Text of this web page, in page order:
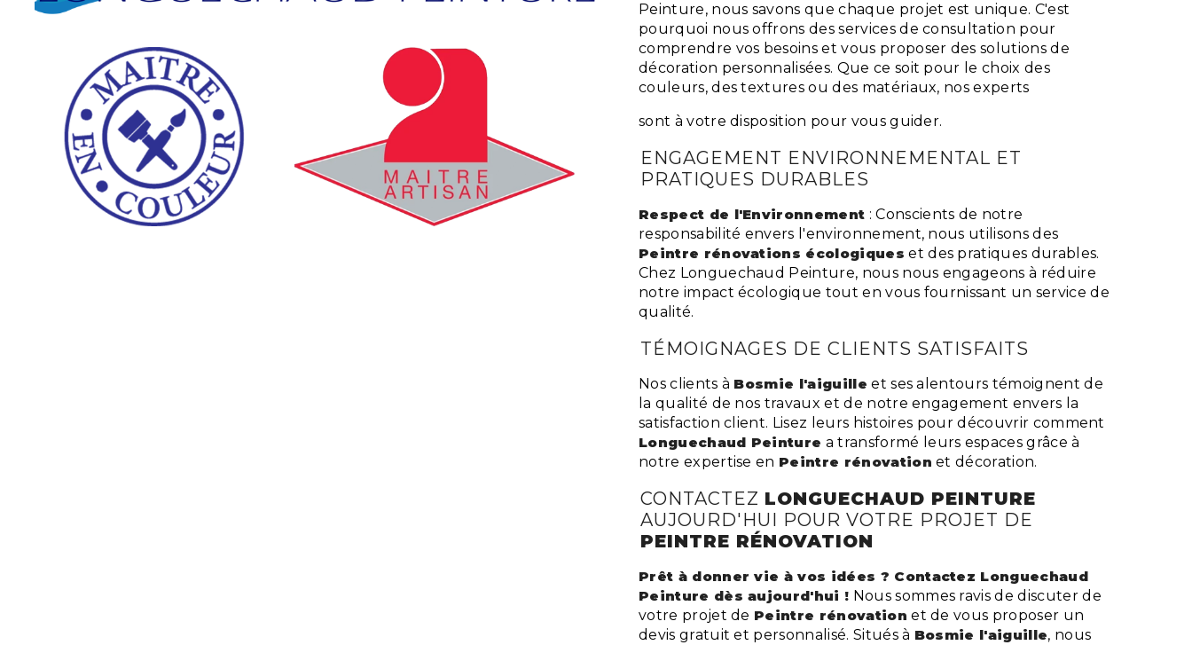
Peinture, nous savons que chaque projet est unique. C'est
pourquoi nous offrons des services de consultation pour
comprendre vos besoins et vous proposer des solutions de
décoration personnalisées. Que ce soit pour le choix des
couleurs, des textures ou des matériaux, nos experts
sont à votre disposition pour vous guider.
ENGAGEMENT ENVIRONNEMENTAL ET
PRATIQUES DURABLES
Respect de l'Environnement : Conscients de notre
responsabilité envers l'environnement, nous utilisons des
Peintre rénovations écologiques et des pratiques durables.
Chez Longuechaud Peinture, nous nous engageons à réduire
notre impact écologique tout en vous fournissant un service de
qualité.
TÉMOIGNAGES DE CLIENTS SATISFAITS
Nos clients à Bosmie l'aiguille et ses alentours témoignent de
la qualité de nos travaux et de notre engagement envers la
satisfaction client. Lisez leurs histoires pour découvrir comment
Longuechaud Peinture a transformé leurs espaces grâce à
notre expertise en Peintre rénovation et décoration.
CONTACTEZ LONGUECHAUD PEINTURE
AUJOURD'HUI POUR VOTRE PROJET DE
PEINTRE RÉNOVATION
Prêt à donner vie à vos idées ? Contactez Longuechaud
Peinture dès aujourd'hui ! Nous sommes ravis de discuter de
votre projet de Peintre rénovation et de vous proposer un
devis gratuit et personnalisé. Situés à Bosmie l'aiguille, nous